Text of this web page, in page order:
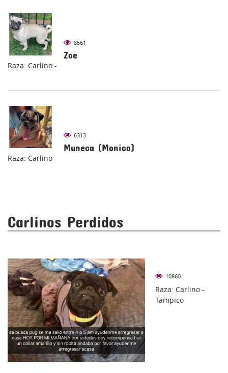
8561
Zoe
Raza: Carlino -
6313
Muneca (Monica)
Raza: Carlino -
Carlinos Perdidos
10860
Raza: Carlino -
Tampico